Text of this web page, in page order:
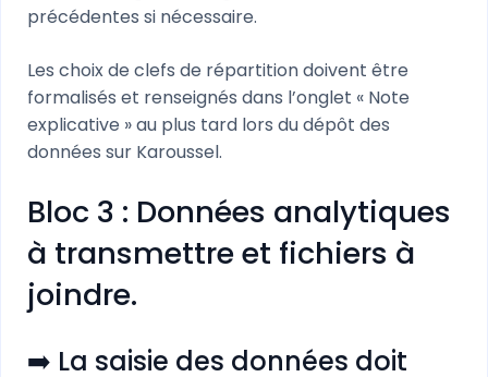
précédentes si nécessaire.
Les choix de clefs de répartition doivent être
formalisés et renseignés dans l’onglet « Note
explicative » au plus tard lors du dépôt des
données sur Karoussel.
Bloc 3 : Données analytiques
à transmettre et fichiers à
joindre.
➡️ La saisie des données doit